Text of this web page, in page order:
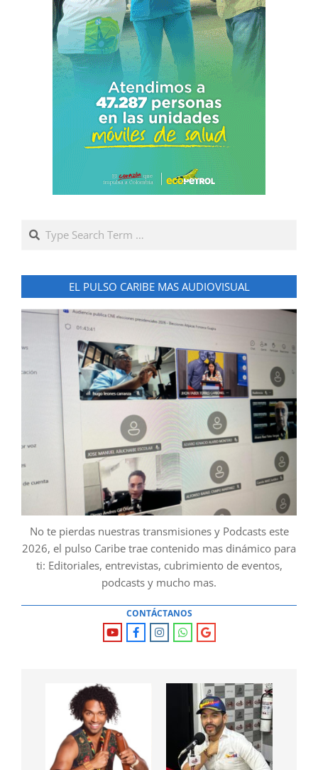
Search
EL PULSO CARIBE MAS AUDIOVISUAL
No te pierdas nuestras transmisiones y Podcasts este
2026, el pulso Caribe trae contenido mas dinámico para
ti: Editoriales, entrevistas, cubrimiento de eventos,
podcasts y mucho mas.
CONTÁCTANOS